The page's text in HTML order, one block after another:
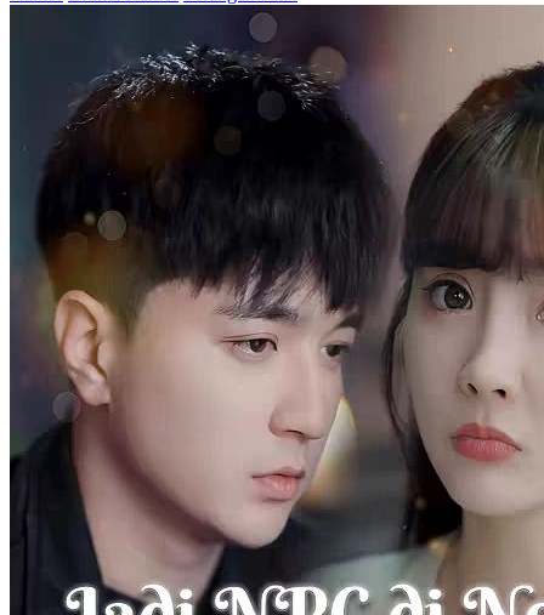
Romansa Urban
Asistenku Begitu Menawan
89 Episodes
Demi mendapatkan uang, Sandy Lenora terlibat masalah dengan
orang lain. Untuk menghindari musuh, dia menyamar menjadi
pelayan pria di sebuah hotel. Namun, nasib buruk menimpanya saat
tak sengaja menabrak seorang CEO bernama Soni Saputra.Soni
terus dikejar neneknya untuk segera menikah. Apalagi neneknya
sampai menjodohkannya dengan seorang wanita yang kemudian
dijadikan sekretaris pribadi. Untuk menghentikan paksaan
neneknya, Soni mengangkat Sandy menjadi sekretaris pribadinya.
Berbagai kejadian lucu dan tak terduga terjadi di antara mereka
berdua. Perasaan keduanya pun semakin dekat. Soni mulai bingung
dengan perasaannya sendiri dan sulit menerima kenyataan bahwa
dia menyukai seorang pria. Terlebih lagi, dia masih mencari seorang
gadis yatim piatu yang memiliki "Ikan Emas Kecil" yang telah lama
dia.Namun, dia tidak tahu, "Ikan Emas Kecil" yang dia cari -cari
ternyata sudah ada di sisinya...
Identitas TersembunyiRomansa Romansa Urban